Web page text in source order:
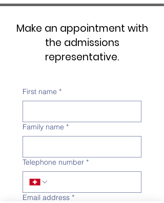
Make an appointment with
the admissions
representative.
First name *
Family name *
Telephone number *
Email address *